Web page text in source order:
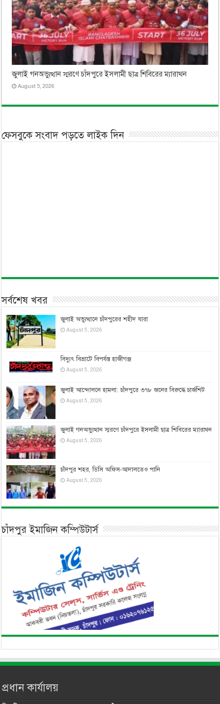
জুলাই গনঅভ্যুত্থান স্মরণে চাঁদপুরে ইসলামী ছাত্র শিবিরের ম্যারাথন
August 5, 2026
ফেসবুকে সংবাদ পড়তে লাইক দিন
সর্বশেষ খবর
জুলাই অভ্যুত্থানে চাঁদপুরের শহীদ যারা
August 5, 2026
বিদ্যুৎ বিভ্রাটে বিপর্যস্ত হাজীগঞ্জ
August 5, 2026
জুলাই আন্দোলনে হামলা: চাঁদপুরে ৩৭৮ জনের বিরুদ্ধে চার্জশিট
August 5, 2026
জুলাই গনঅভ্যুত্থান স্মরণে চাঁদপুরে ইসলামী ছাত্র শিবিরের ম্যারাথন
August 5, 2026
চাঁদপুর শহর, ডিসি অফিস-আদালতেও পানি
August 5, 2026
চাঁদপুর ইমাজিন কম্পিউটার্স
প্রধান কার্যালয়